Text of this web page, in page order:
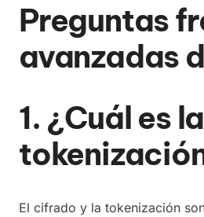
Preguntas
avanzadas
1. ¿Cuál es
El cifrado y la tokenización